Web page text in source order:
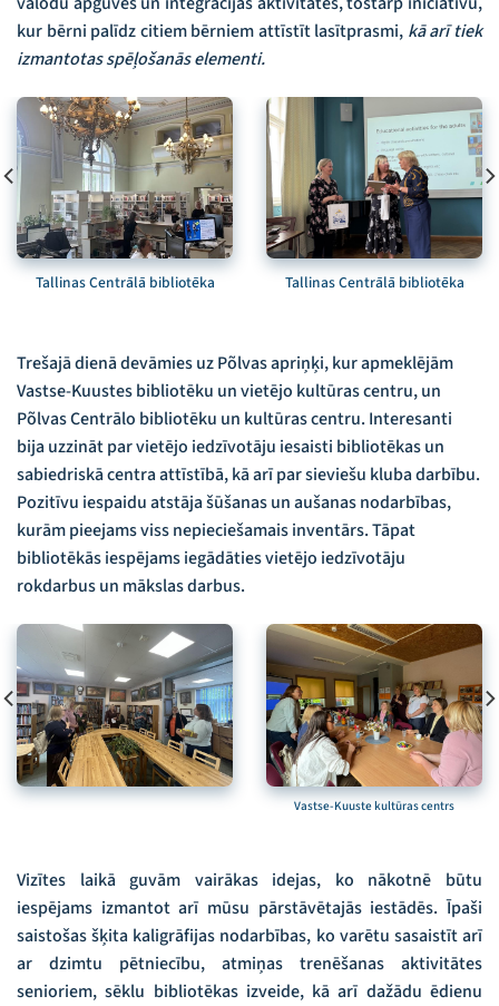
kur bērni palīdz citiem bērniem attīstīt lasītprasmi, kā arī tiek
izmantotas spēļošanās elementi.
Tallinas Centrālā bibliotēka Tallinas Centrālā bibliotēka
Trešajā dienā devāmies uz Põlvas apriņķi, kur apmeklējām
Vastse-Kuustes bibliotēku un vietējo kultūras centru, un
Põlvas Centrālo bibliotēku un kultūras centru. Interesanti
bija uzzināt par vietējo iedzīvotāju iesaisti bibliotēkas un
sabiedriskā centra attīstībā, kā arī par sieviešu kluba darbību.
Pozitīvu iespaidu atstāja šūšanas un aušanas nodarbības,
kurām pieejams viss nepieciešamais inventārs. Tāpat
bibliotēkās iespējams iegādāties vietējo iedzīvotāju
rokdarbus un mākslas darbus.
Vastse-Kuuste kultūras centrs
Vizītes laikā guvām vairākas idejas, ko nākotnē būtu
iespējams izmantot arī mūsu pārstāvētajās iestādēs. Īpaši
saistošas šķita kaligrāfijas nodarbības, ko varētu sasaistīt arī
ar dzimtu pētniecību, atmiņas trenēšanas aktivitātes
senioriem, sēklu bibliotēkas izveide, kā arī dažādu ēdienu